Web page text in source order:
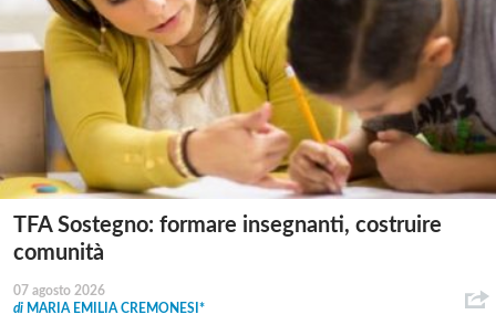
TFA Sostegno: formare insegnanti, costruire
comunità
07 agosto 2026
di MARIA EMILIA CREMONESI*